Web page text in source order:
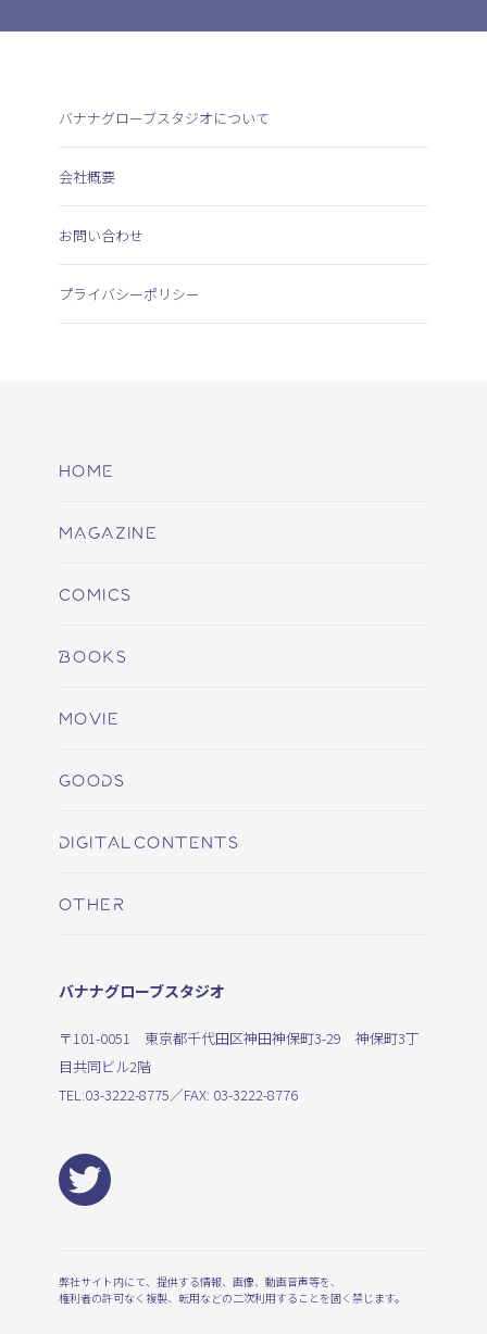
バナナグローブスタジオについて
会社概要
お問い合わせ
プライバシーポリシー
HOME
MAGAZINE
COMICS
BOOKS
MOVIE
GOODS
DIGITALCONTENTS
OTHER
バナナグローブスタジオ
〒101-0051 東京都千代田区神田神保町3-29 神保町3丁
目共同ビル2階
TEL:03-3222-8775／FAX: 03-3222-8776
弊社サイト内にて、提供する情報、画像、動画音声等を、
権利者の許可なく複製、転用などの二次利用することを固く禁じます。